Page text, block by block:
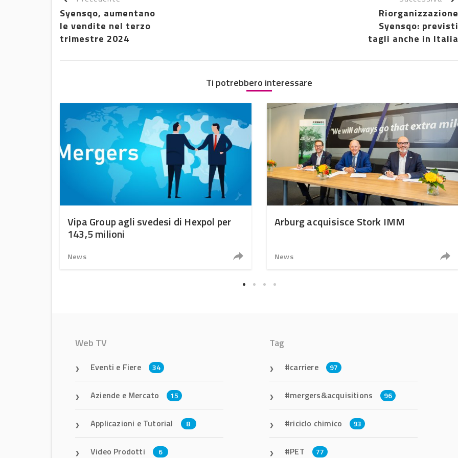
Syensqo, aumentano
le vendite nel terzo
trimestre 2024
Riorganizzazione
Syensqo: previsti
tagli anche in Italia
Ti potrebbero interessare
Vipa Group agli svedesi di Hexpol per
143,5 milioni
News
Arburg acquisisce Stork IMM
News
Web TV
Eventi e Fiere 34
Aziende e Mercato 15
Applicazioni e Tutorial 8
Video Prodotti 6
Tag
carriere 97
mergers&acquisitions 96
riciclo chimico 93
PET 77